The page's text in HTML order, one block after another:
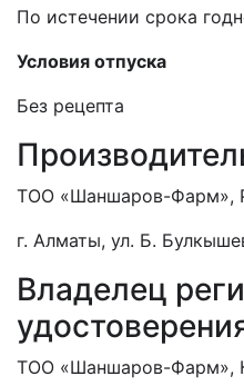
По истечении срока
Условия отпуска
Без рецепта
ТОО «Шаншаров-Фарм»,
г. Алматы, ул. Б.
Владелец
ТОО «Шаншаров-Фарм»,